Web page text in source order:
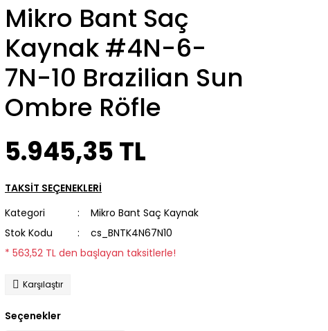
Mikro Bant Saç
Kaynak #4N-6-
7N-10 Brazilian Sun
Ombre Röfle
5.945,35 TL
TAKSİT SEÇENEKLERİ
Kategori
Mikro Bant Saç Kaynak
Stok Kodu
cs_BNTK4N67N10
* 563,52 TL den başlayan taksitlerle!
Karşılaştır
Seçenekler